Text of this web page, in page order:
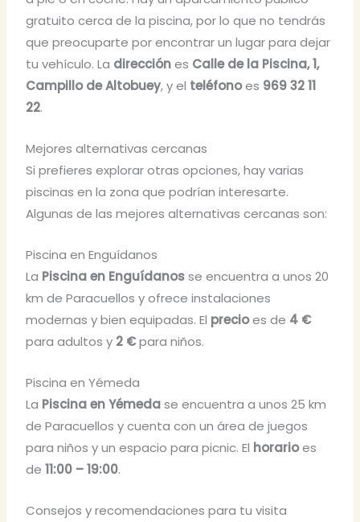
gratuito cerca de la piscina, por lo que no tendrás
que preocuparte por encontrar un lugar para dejar
tu vehículo. La direcciónes Calle de la Piscina, 1,
Campillo de Altobuey, y el teléfonoes 969 32 11
22.
Mejores alternativas cercanas
Si prefieres explorar otras opciones, hay varias
piscinas en la zona que podrían interesarte.
Algunas de las mejores alternativas cercanas son:
Piscina en Enguídanos
La Piscina en Enguídanosse encuentra a unos 20
km de Paracuellos y ofrece instalaciones
modernas y bien equipadas. El precioes de 4 €
para adultos y 2 €para niños.
Piscina en Yémeda
La Piscina en Yémedase encuentra a unos 25 km
de Paracuellos y cuenta con un área de juegos
para niños y un espacio para picnic. El horarioes
de11:00 – 19:00.
Consejos y recomendaciones para tu visita